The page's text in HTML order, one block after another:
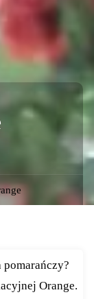
pomarańczy?
Orange.